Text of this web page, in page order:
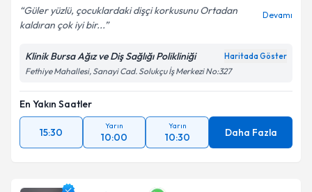
Güler yüzlü, çocuklardaki dişçi korkusunu Ortadan
kaldıran çok iyi bir...
Devamı
Klinik Bursa Ağız ve Diş Sağlığı Polikliniği Haritada Göster
Fethiye Mahallesi, Sanayi Cad. Solukçu İş Merkezi No:327
En Yakın Saatler
15:30
Yarın
10:00
Yarın
10:30 Daha Fazla